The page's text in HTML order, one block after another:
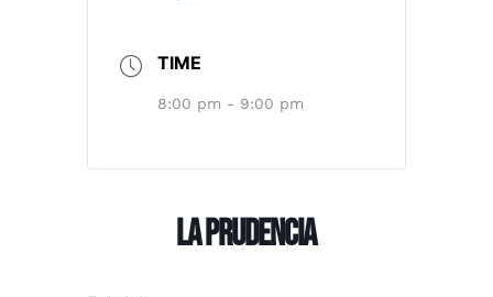
TIME
8:00 pm - 9:00 pm
LA PRUDENCIA